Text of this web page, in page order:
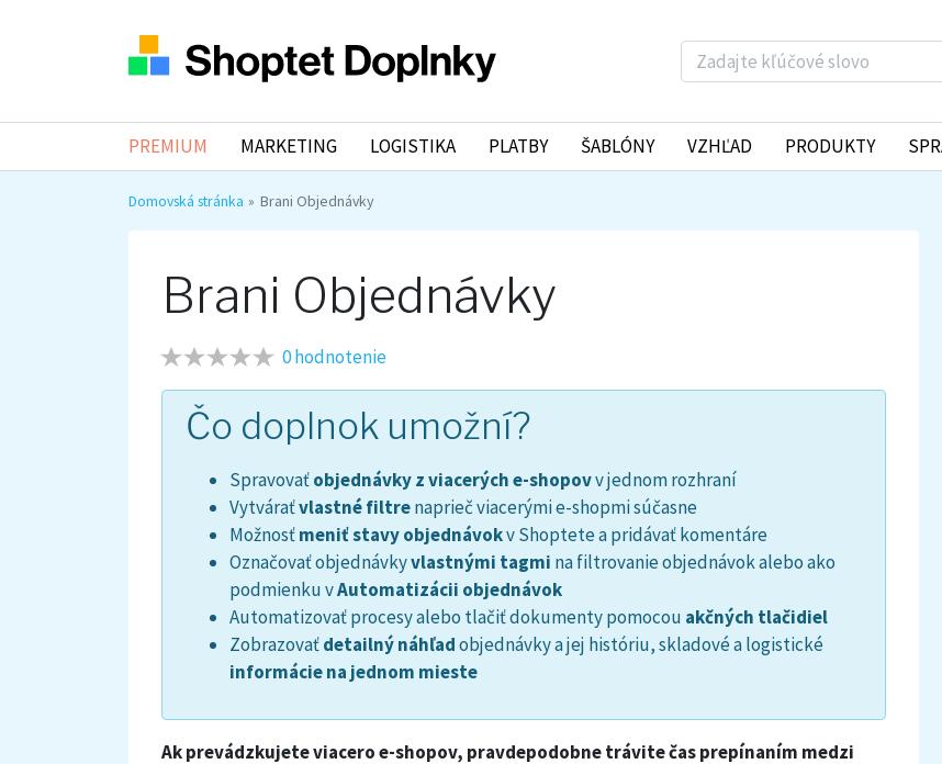
PREMIUM MARKETING LOGISTIKA PLATBY ŠABLÓNY VZHĽAD PRODUKTY
Domovská stránka Brani Objednávky
Brani Objednávky
0 hodnotenie
Čo doplnok umožní?
Spravovaťobjednávky z viacerých e-shopovv jednom rozhraní
Vytváraťvlastné filtrenaprieč viacerými e-shopmi súčasne
Možnosťmeniť stavy objednávokv Shoptete a pridávať komentáre
Označovať objednávkyvlastnými tagmi na filtrovanie objednávok alebo ako
podmienku vAutomatizácii objednávok
Automatizovať procesy alebo tlačiť dokumenty pomocou akčných tlačidiel
Zobrazovaťdetailný náhľadobjednávky a jej históriu, skladové a logistické
informácie na jednom mieste
Ak prevádzkujete viacero e-shopov, pravdepodobne trávite čas prepínaním medzi